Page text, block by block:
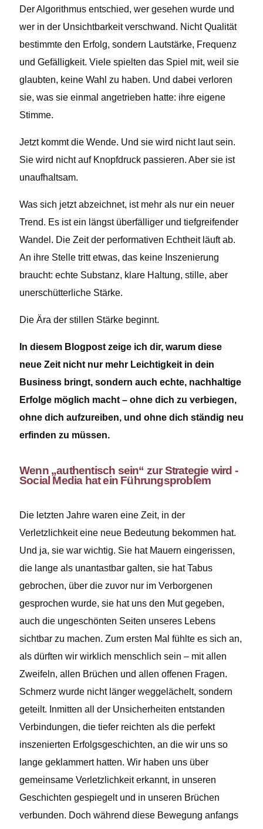
Der Algorithmus entschied, wer gesehen wurde und
wer in der Unsichtbarkeit verschwand. Nicht Qualität
bestimmte den Erfolg, sondern Lautstärke, Frequenz
und Gefälligkeit. Viele spielten das Spiel mit, weil sie
glaubten, keine Wahl zu haben. Und dabei verloren
sie, was sie einmal angetrieben hatte: ihre eigene
Stimme.
Jetzt kommt die Wende. Und sie wird nicht laut sein.
Sie wird nicht auf Knopfdruck passieren. Aber sie ist
unaufhaltsam.
Was sich jetzt abzeichnet, ist mehr als nur ein neuer
Trend. Es ist ein längst überfälliger und tiefgreifender
Wandel. Die Zeit der performativen Echtheit läuft ab.
An ihre Stelle tritt etwas, das keine Inszenierung
braucht: echte Substanz, klare Haltung, stille, aber
unerschütterliche Stärke.
Die Ära der stillen Stärke beginnt.
In diesem Blogpost zeige ich dir, warum diese
neue Zeit nicht nur mehr Leichtigkeit in dein
Business bringt, sondern auch echte, nachhaltige
Erfolge möglich macht – ohne dich zu verbiegen,
ohne dich aufzureiben, und ohne dich ständig neu
erfinden zu müssen.
Wenn „authentisch sein“ zur Strategie wird -
Social Media hat ein Führungsproblem
Die letzten Jahre waren eine Zeit, in der
Verletzlichkeit eine neue Bedeutung bekommen hat.
Und ja, sie war wichtig. Sie hat Mauern eingerissen,
die lange als unantastbar galten, sie hat Tabus
gebrochen, über die zuvor nur im Verborgenen
gesprochen wurde, sie hat uns den Mut gegeben,
auch die ungeschönten Seiten unseres Lebens
sichtbar zu machen. Zum ersten Mal fühlte es sich an,
als dürften wir wirklich menschlich sein – mit allen
Zweifeln, allen Brüchen und allen offenen Fragen.
Schmerz wurde nicht länger weggelächelt, sondern
geteilt. Inmitten all der Unsicherheiten entstanden
Verbindungen, die tiefer reichten als die perfekt
inszenierten Erfolgsgeschichten, an die wir uns so
lange geklammert hatten. Wir haben uns über
gemeinsame Verletzlichkeit erkannt, in unseren
Geschichten gespiegelt und in unseren Brüchen
verbunden. Doch während diese Bewegung anfangs